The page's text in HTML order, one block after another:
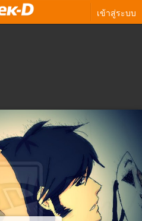
เข้าสู่ระบบ